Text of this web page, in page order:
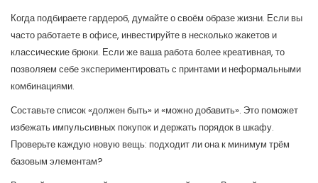
Когда подбираете гардероб, думайте о своём образе жизни. Если вы
часто работаете в офисе, инвестируйте в несколько жакетов и
классические брюки. Если же ваша работа более креативная, то
позволяем себе экспериментировать с принтами и неформальными
комбинациями.
Составьте список «должен быть» и «можно добавить». Это поможет
избежать импульсивных покупок и держать порядок в шкафу.
Проверьте каждую новую вещь: подходит ли она к минимум трём
базовым элементам?